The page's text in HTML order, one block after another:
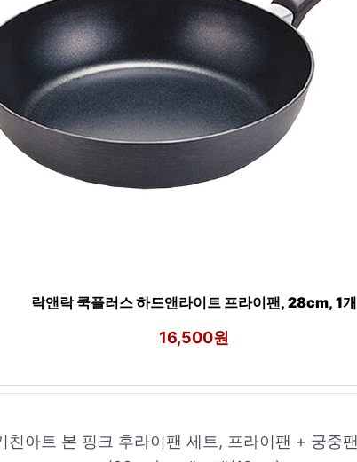
락앤락 쿡플러스 하드앤라이트 프라이팬, 28cm, 1개
16,500원